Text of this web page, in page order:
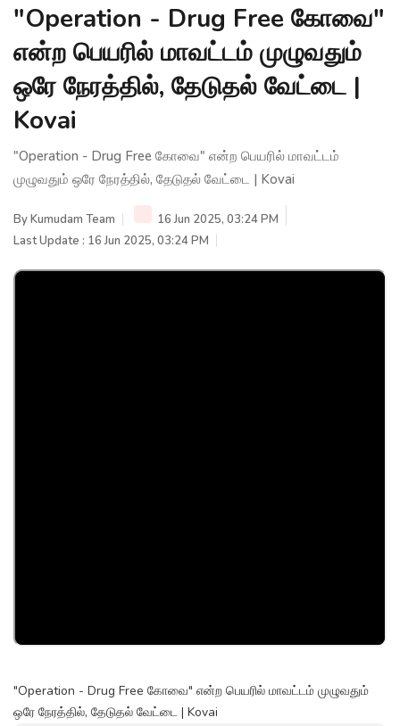
"Operation - Drug Free கோவை"
என்ற பெயரில் மாவட்டம் முழுவதும்
ஒரே நேரத்தில், தேடுதல் வேட்டை |
Kovai
"Operation - Drug Free கோவை" என்ற பெயரில் மாவட்டம்
முழுவதும் ஒரே நேரத்தில், தேடுதல் வேட்டை | Kovai
ByKumudam Team
16 Jun 2025, 03:24 PM
Last Update : 16 Jun 2025, 03:24 PM
"Operation - Drug Free கோவை" என்ற பெயரில் மாவட்டம் முழுவதும்
ஒரே நேரத்தில், தேடுதல் வேட்டை | Kovai